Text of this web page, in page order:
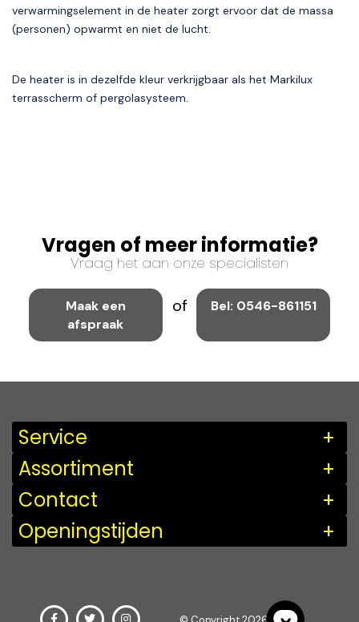
verwarmingselement in de heater zorgt ervoor dat de massa
(personen) opwarmt en niet de lucht.
De heater is in dezelfde kleur verkrijgbaar als het Markilux
terrasscherm of pergolasysteem.
Vragen of meer informatie?
Vraag het aan onze specialisten
Maak een
afspraak
of Bel: 0546-861151
Service
Assortiment
Contact
Openingstijden